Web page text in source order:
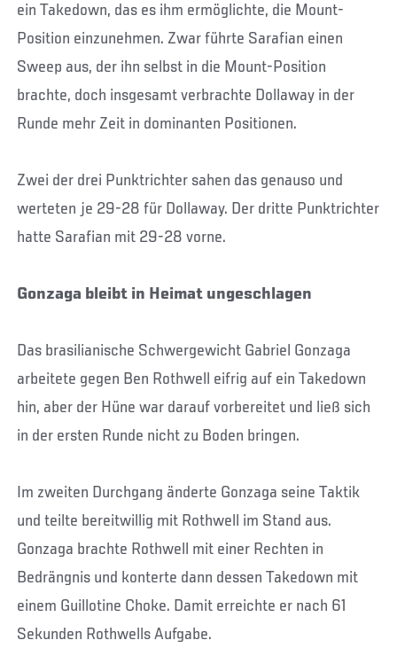
ein Takedown, das es ihm ermöglichte, die Mount-
Position einzunehmen. Zwar führte Sarafian einen
Sweep aus, der ihn selbst in die Mount-Position
brachte, doch insgesamt verbrachte Dollaway in der
Runde mehr Zeit in dominanten Positionen.
Zwei der drei Punktrichter sahen das genauso und
werteten je 29-28 für Dollaway. Der dritte Punktrichter
hatte Sarafian mit 29-28 vorne.
Gonzaga bleibt in Heimat ungeschlagen
Das brasilianische Schwergewicht Gabriel Gonzaga
arbeitete gegen Ben Rothwell eifrig auf ein Takedown
hin, aber der Hüne war darauf vorbereitet und ließ sich
in der ersten Runde nicht zu Boden bringen.
Im zweiten Durchgang änderte Gonzaga seine Taktik
und teilte bereitwillig mit Rothwell im Stand aus.
Gonzaga brachte Rothwell mit einer Rechten in
Bedrängnis und konterte dann dessen Takedown mit
einem Guillotine Choke. Damit erreichte er nach 61
Sekunden Rothwells Aufgabe.